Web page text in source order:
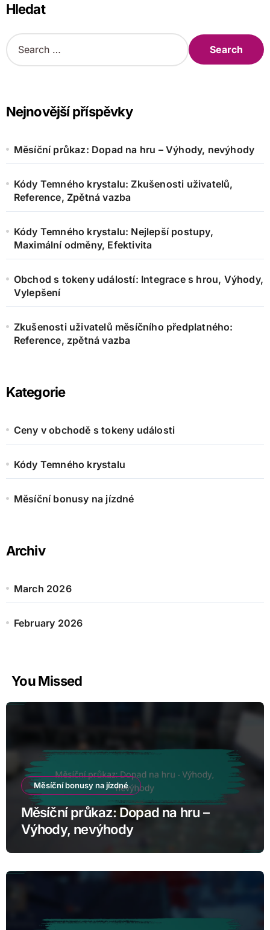
Hledat
S
e
h
f
r
Nejnovější příspěvky
Měsíční průkaz: Dopad na hru – Výhody, nevýhody
Kódy Temného krystalu: Zkušenosti uživatelů,
Reference, Zpětná vazba
Kódy Temného krystalu: Nejlepší postupy,
Maximální odměny, Efektivita
Obchod s tokeny událostí: Integrace s hrou, Výhody,
Vylepšení
Zkušenosti uživatelů měsíčního předplatného:
Reference, zpětná vazba
Kategorie
Ceny v obchodě s tokeny události
Kódy Temného krystalu
Měsíční bonusy na jízdné
Archiv
March 2026
February 2026
You Missed
Měsíční bonusy na jízdné
Měsíční průkaz: Dopad na hru –
Výhody, nevýhody